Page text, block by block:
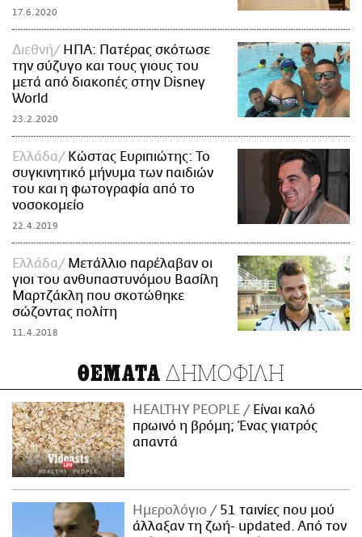
17.6.2020
Διεθνή
ΗΠΑ: Πατέρας σκότωσε
την σύζυγο και τους γιους του
μετά από διακοπές στην Disney
World
23.2.2020
Ελλάδα
Κώστας Ευριπιώτης: Το
συγκινητικό μήνυμα των παιδιών
του και η φωτογραφία από το
νοσοκομείο
22.4.2019
Ελλάδα
Μετάλλιο παρέλαβαν οι
γιοι του ανθυπαστυνόμου Βασίλη
Μαρτζάκλη που σκοτώθηκε
σώζοντας πολίτη
11.4.2018
ΘΕΜΑΤΑ ΔΗΜΟΦΙΛΗ
HEALTHY PEOPLE
Είναι καλό
πρωινό η βρόμη; Ένας γιατρός
απαντά
Ημερολόγιο
51 ταινίες που μού
άλλαξαν τη ζωή- updated. Aπό τον